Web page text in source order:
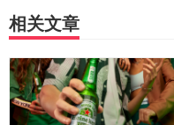
相关文章